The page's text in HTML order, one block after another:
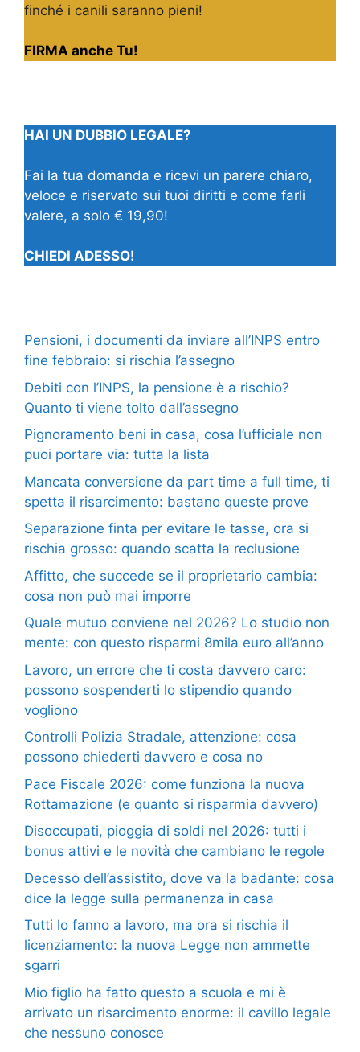
finché i canili saranno pieni!
FIRMA anche Tu!
HAI UN DUBBIO LEGALE?
Fai la tua domanda e ricevi un parere chiaro,
veloce e riservato sui tuoi diritti e come farli
valere, a solo € 19,90!
CHIEDI ADESSO!
Pensioni, i documenti da inviare all’INPS entro
fine febbraio: si rischia l’assegno
Debiti con l’INPS, la pensione è a rischio?
Quanto ti viene tolto dall’assegno
Pignoramento beni in casa, cosa l’ufficiale non
puoi portare via: tutta la lista
Mancata conversione da part time a full time, ti
spetta il risarcimento: bastano queste prove
Separazione finta per evitare le tasse, ora si
rischia grosso: quando scatta la reclusione
Affitto, che succede se il proprietario cambia:
cosa non può mai imporre
Quale mutuo conviene nel 2026? Lo studio non
mente: con questo risparmi 8mila euro all’anno
Lavoro, un errore che ti costa davvero caro:
possono sospenderti lo stipendio quando
vogliono
Controlli Polizia Stradale, attenzione: cosa
possono chiederti davvero e cosa no
Pace Fiscale 2026: come funziona la nuova
Rottamazione (e quanto si risparmia davvero)
Disoccupati, pioggia di soldi nel 2026: tutti i
bonus attivi e le novità che cambiano le regole
Decesso dell’assistito, dove va la badante: cosa
dice la legge sulla permanenza in casa
Tutti lo fanno a lavoro, ma ora si rischia il
licenziamento: la nuova Legge non ammette
sgarri
Mio figlio ha fatto questo a scuola e mi è
arrivato un risarcimento enorme: il cavillo legale
che nessuno conosce